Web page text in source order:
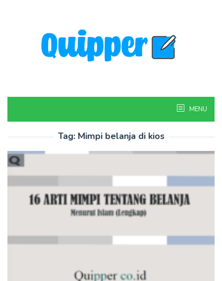
MENU
Tag: Mimpi belanja di kios